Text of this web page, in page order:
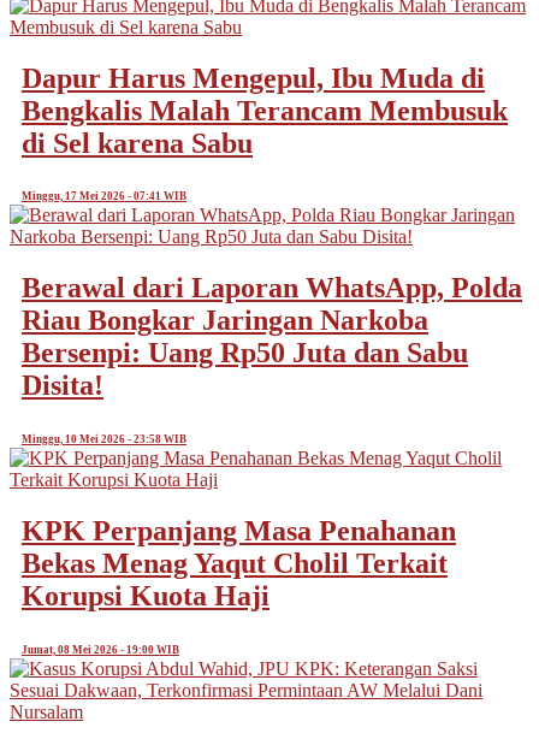
Dapur Harus Mengepul, Ibu Muda di
Bengkalis Malah Terancam Membusuk
di Sel karena Sabu
Minggu, 17 Mei 2026 - 07:41 WIB
Berawal dari Laporan WhatsApp, Polda
Riau Bongkar Jaringan Narkoba
Bersenpi: Uang Rp50 Juta dan Sabu
Disita!
Minggu, 10 Mei 2026 - 23:58 WIB
KPK Perpanjang Masa Penahanan
Bekas Menag Yaqut Cholil Terkait
Korupsi Kuota Haji
Jumat, 08 Mei 2026 - 19:00 WIB